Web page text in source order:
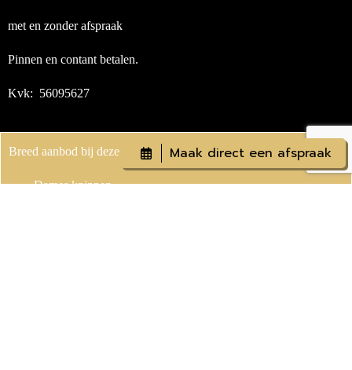
met en zonder afspraak
Pinnen en contant betalen.
Kvk: 56095627
Breed aanbod bij deze kapsalon in Lelystad
Dames knippen
Maak direct een afspraak